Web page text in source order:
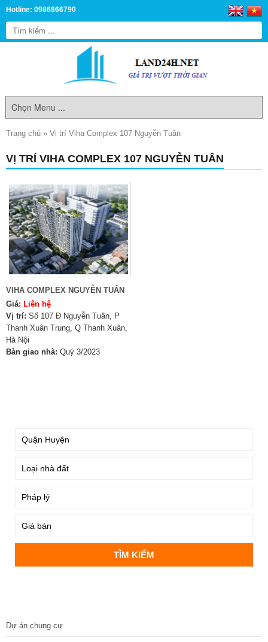
Hotline: 0986866790
Trang chủ » Vị trí Viha Complex 107 Nguyễn Tuân
VỊ TRÍ VIHA COMPLEX 107 NGUYỄN TUÂN
VIHA COMPLEX NGUYỄN TUÂN
Giá: Liên hệ
Vị trí: Số 107 Đ Nguyễn Tuân, P
Thanh Xuân Trung, Q Thanh Xuân,
Hà Nội
Bàn giao nhà: Quý 3/2023
Dự án chung cư